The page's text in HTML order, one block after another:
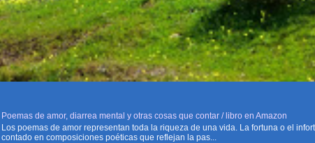
Poemas de amor, diarrea mental y otras cosas que contar / libro en Amazon
Los poemas de amor representan toda la riqueza de una vida. La fortuna o el
contado en composiciones poéticas que reflejan la pas...